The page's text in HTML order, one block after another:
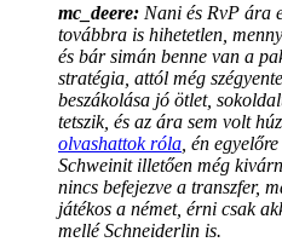
mc_deere: Nani és RvP ára
továbbra is hihetetlen,
és bár simán benne van a
stratégia, attól még
beszákolása jó ötlet,
tetszik, és az ára sem volt
olvashattok róla , én
Schweinit illetően még
nincs befejezve a transzfer,
játékos a német, érni csak
mellé Schneiderlin is.